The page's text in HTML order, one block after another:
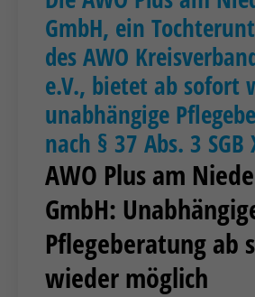
GmbH, ein
des AWO
e.V., bietet ab sofort
unabhängige
nach § 37 Abs. 3 SGB
AWO Plus am
GmbH:
Pflegeberatung ab
wieder möglich